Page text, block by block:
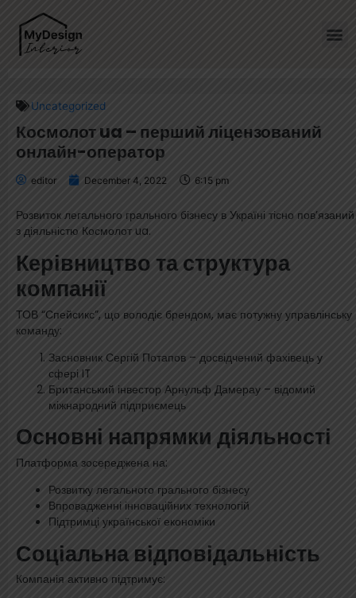
Home» Космолот ua – перший ліцензований онлайн-оператор
Uncategorized
Космолот ua – перший ліцензований
онлайн-оператор
editor December 4, 2022 6:15 pm
Розвиток легального грального бізнесу в Україні тісно пов’язаний
з діяльністю Космолот ua.
Керівництво та структура
компанії
ТОВ “Спейсикс”, що володіє брендом, має потужну управлінську
команду:
Засновник Сергій Потапов – досвідчений фахівець у
сфері IT
Британський інвестор Арнульф Дамерау – відомий
міжнародний підприємець
Основні напрямки діяльності
Платформа зосереджена на:
Розвитку легального грального бізнесу
Впровадженні інноваційних технологій
Підтримці української економіки
Соціальна відповідальність
Компанія активно підтримує: